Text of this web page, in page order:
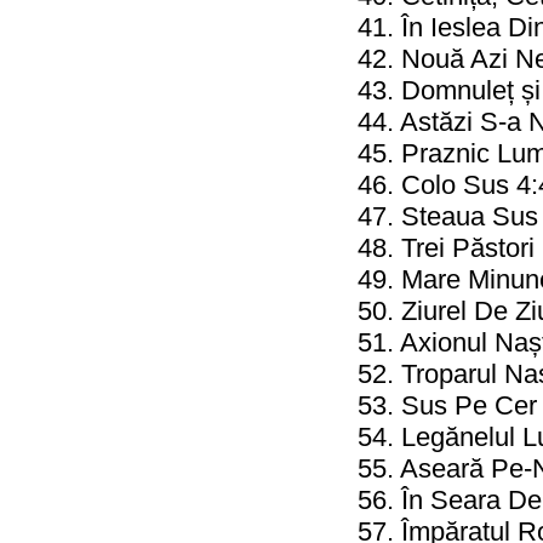
41. În Ieslea
42. Nouă Azi
43. Domnuleț
44. Astăzi S-a
45. Praznic
46. Colo Sus
47. Steaua
48. Trei Păstori
49. Mare
50. Ziurel De
51. Axionul
52. Troparul
53. Sus Pe
54. Legănelul
55. Aseară Pe-
56. În Seara
57. Împăratul